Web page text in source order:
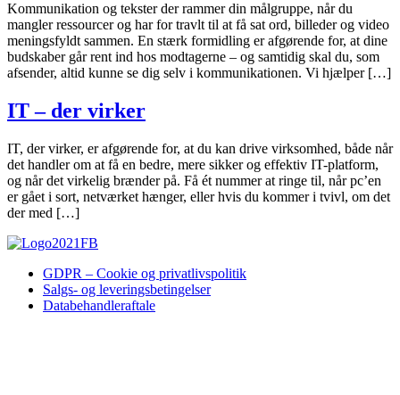
Kommunikation og tekster der rammer din målgruppe, når du
mangler ressourcer og har for travlt til at få sat ord, billeder og video
meningsfyldt sammen. En stærk formidling er afgørende for, at dine
budskaber går rent ind hos modtagerne – og samtidig skal du, som
afsender, altid kunne se dig selv i kommunikationen. Vi hjælper […]
IT – der virker
IT, der virker, er afgørende for, at du kan drive virksomhed, både når
det handler om at få en bedre, mere sikker og effektiv IT-platform,
og når det virkelig brænder på. Få ét nummer at ringe til, når pc’en
er gået i sort, netværket hænger, eller hvis du kommer i tvivl, om det
der med […]
GDPR – Cookie og privatlivspolitik
Salgs- og leveringsbetingelser
Databehandleraftale